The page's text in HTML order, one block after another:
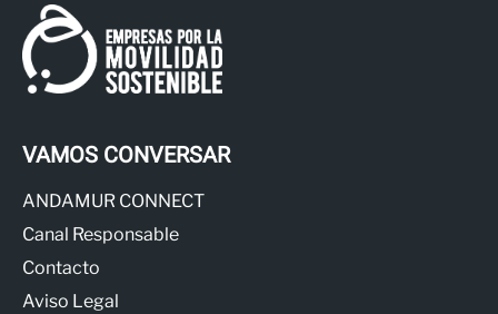
VAMOS CONVERSAR
ANDAMUR CONNECT
Canal Responsable
Contacto
Aviso Legal